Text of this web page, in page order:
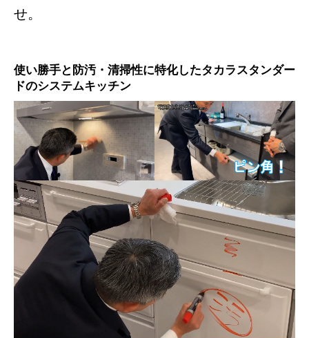
せ。
使い勝手と防汚・清掃性に特化したタカラスタンダー
ドのシステムキッチン